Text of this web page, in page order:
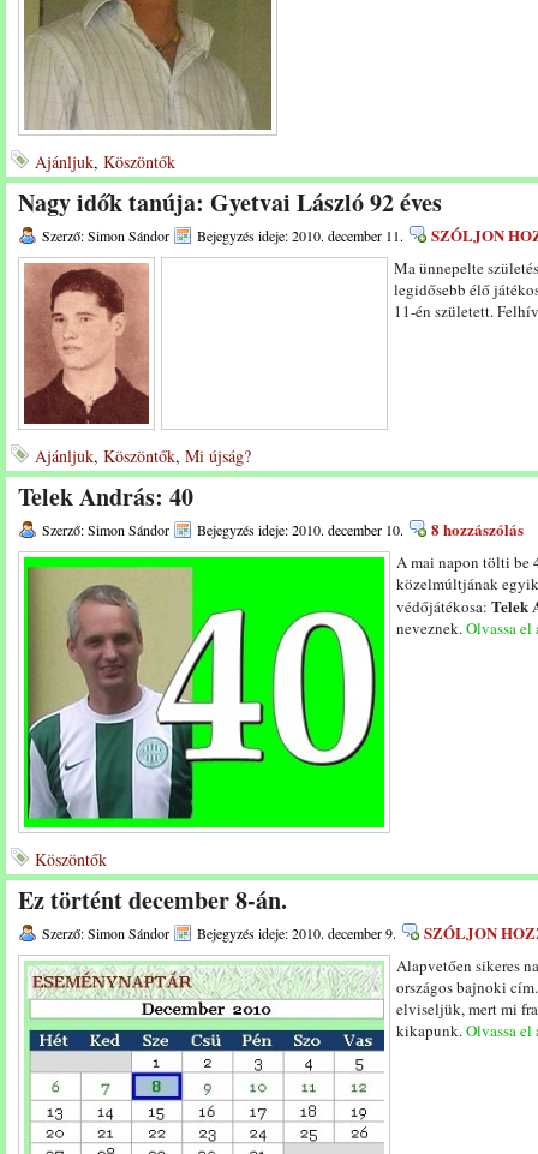
Ajánljuk, Köszöntők
Nagy idők tanúja: Gyetvai László 92 éves
Szerző: Simon Sándor Bejegyzés ideje: 2010. december 11. SZÓLJON
Ma ünnepelte
legidősebb élő
11-én született.
Ajánljuk, Köszöntők, Mi újság?
Telek András: 40
Szerző: Simon Sándor Bejegyzés ideje: 2010. december 10. 8 hozzászólás
A mai napon tölti be
közelmúltjának
védőjátékosa: Telek
neveznek.Olvassa
Köszöntők
Ez történt december 8-án.
Szerző: Simon Sándor Bejegyzés ideje: 2010. december 9. SZÓLJON
Alapvetően sikeres
országos bajnoki
elviseljük, mert mi
kikapunk.Olvassa